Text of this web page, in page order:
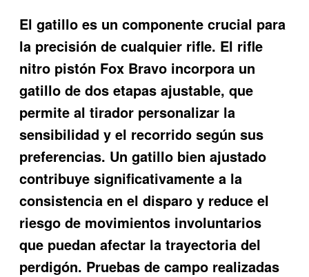
El gatillo es un componente crucial para
la precisión de cualquier rifle. El rifle
nitro pistón Fox Bravo incorpora un
gatillo de dos etapas ajustable, que
permite al tirador personalizar la
sensibilidad y el recorrido según sus
preferencias. Un gatillo bien ajustado
contribuye significativamente a la
consistencia en el disparo y reduce el
riesgo de movimientos involuntarios
que puedan afectar la trayectoria del
perdigón. Pruebas de campo realizadas